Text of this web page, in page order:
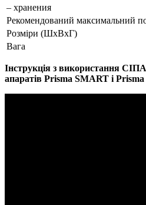
– хранения
Рекомендований максимальний
Розміри (ШхВхГ)
Вага
Інструкція з використання
апаратів Prisma SMART і